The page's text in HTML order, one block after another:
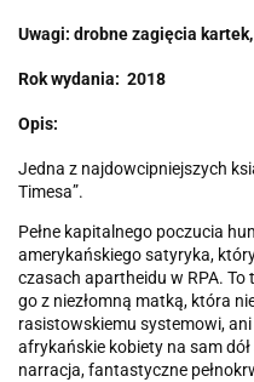
Uwagi: drobne zagięcia
Rok wydania: 2018
Opis:
Jedna z najdowcipniejszych
Timesa”.
Pełne kapitalnego poczucia
amerykańskiego satyryka,
czasach apartheidu w RPA. To
go z niezłomną matką, która
rasistowskiemu systemowi,
afrykańskie kobiety na sam
narracja, fantastyczne